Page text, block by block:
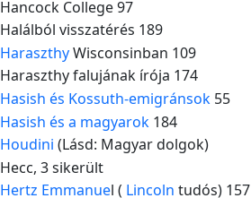
Hancock College 97
Halálból visszatérés 189
HaraszthyWisconsinban 109
Haraszthy falujának írója 174
Hasish és Kossuth-emigránsok55
Hasish és a magyarok184
Houdini (Lásd: Magyar dolgok)
Hecc, 3 sikerült
Hertz Emmanuel ( Lincoln tudós) 157